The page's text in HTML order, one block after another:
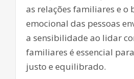
as relações familiares e o
emocional das pessoas
a sensibilidade ao lidar
familiares é essencial
justo e equilibrado.